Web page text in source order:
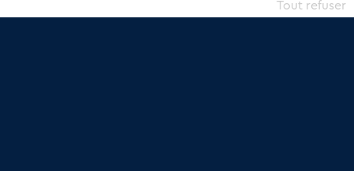
commercial et les collectivités territoriales, simple et intégrant
Tout refuser